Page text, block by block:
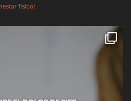
físico!